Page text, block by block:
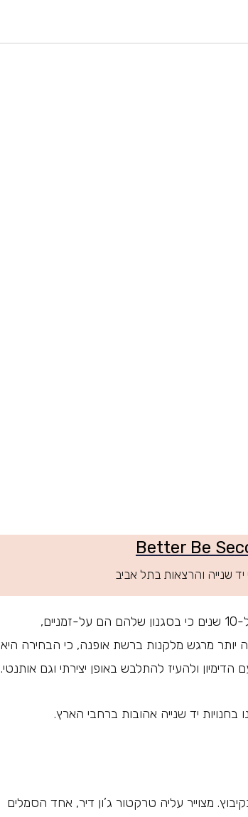
יד שנייה והרצאות בתל אביב
תמיד אהבתי לפשפש בחנויות יד-שניה ולמצוא אוצרות. יש לי פריטים שנמצאים בארון שלי מעל ל-10 שנים כי בסגנון שלהם הם על-זמניים,
יותר מרגש מלקנות ברשת אופנה, כי הבחירה היא
ולהעיז להתלבש באופן יצירתי וגם אותנטי.
יד שנייה אהובות ברחבי הארץ.
מצוייר עליה טרקטור ג’ון דיר, אחד הסמלים